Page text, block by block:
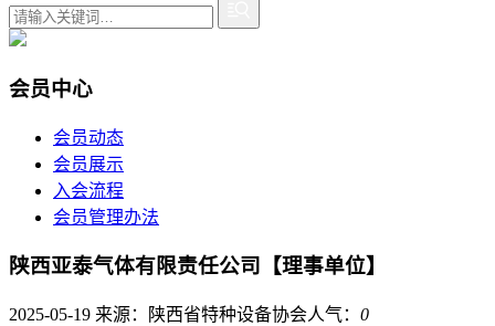
会员中心
会员动态
会员展示
入会流程
会员管理办法
陕西亚泰气体有限责任公司【理事单位】
2025-05-19 来源：陕西省特种设备协会人气： 0